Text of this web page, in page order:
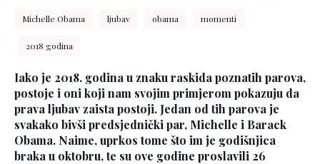
Michelle Obama ljubav obama momenti
2018 godina
Iako je 2018. godina u znaku raskida poznatih parova,
postoje i oni koji nam svojim primjerom pokazuju da
prava ljubav zaista postoji. Jedan od tih parova je
svakako bivši predsjednički par, Michelle i Barack
Obama. Naime, uprkos tome što im je godišnjica
braka u oktobru, te su ove godine proslavili 26